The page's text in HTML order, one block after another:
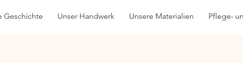
Geschichte Unser Handwerk Unsere Materialien Pflege-